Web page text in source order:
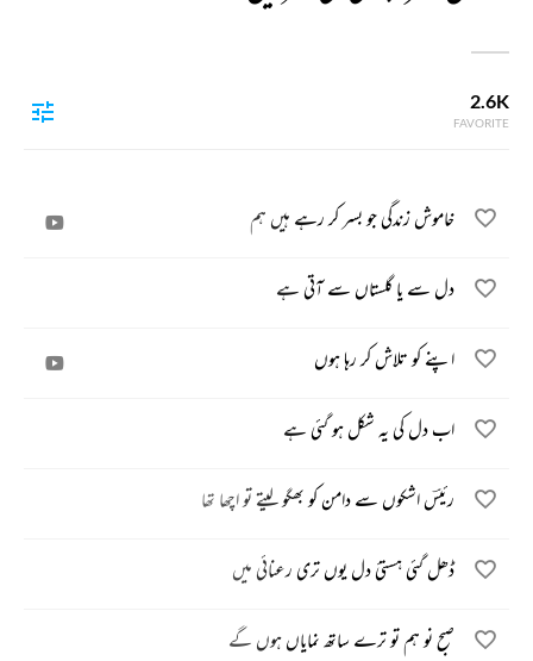
2.6K
FAVORITE
خاموش زندگی جو بسر کر رہے ہیں ہم
دل سے یا گلستاں سے آتی ہے
اپنے کو تلاش کر رہا ہوں
اب دل کی یہ شکل ہو گئی ہے
رئیسؔ اشکوں سے دامن کو بھگو لیتے تو اچھا تھا
ڈھل گئی ہستئ دل یوں تری رعنائی میں
صبح نو ہم تو ترے ساتھ نمایاں ہوں گے